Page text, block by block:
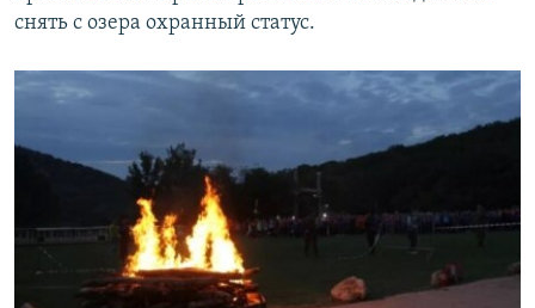
снять с озера охранный статус.